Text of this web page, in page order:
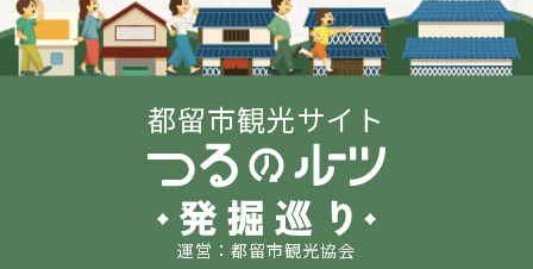
都留市観光サイト
運営：都留市観光協会